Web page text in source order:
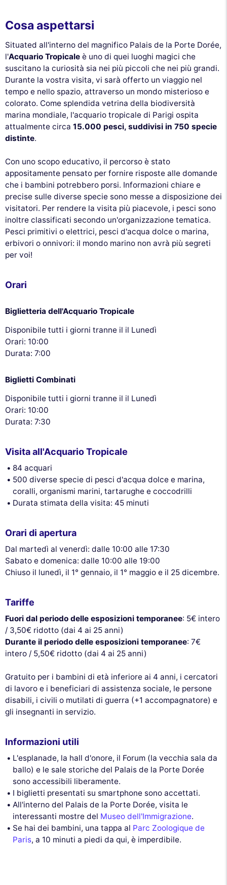
Cosa aspettarsi
Situated all'interno del magnifico Palais de la Porte Dorée,
l'Acquario Tropicale è uno di quei luoghi magici che
suscitano la curiosità sia nei più piccoli che nei più grandi.
Durante la vostra visita, vi sarà offerto un viaggio nel
tempo e nello spazio, attraverso un mondo misterioso e
colorato. Come splendida vetrina della biodiversità
marina mondiale, l'acquario tropicale di Parigi ospita
attualmente circa 15.000 pesci, suddivisi in 750 specie
distinte.
Con uno scopo educativo, il percorso è stato
appositamente pensato per fornire risposte alle domande
che i bambini potrebbero porsi. Informazioni chiare e
precise sulle diverse specie sono messe a disposizione dei
visitatori. Per rendere la visita più piacevole, i pesci sono
inoltre classificati secondo un'organizzazione tematica.
Pesci primitivi o elettrici, pesci d'acqua dolce o marina,
erbivori o onnivori: il mondo marino non avrà più segreti
per voi!
Orari
Biglietteria dell'Acquario Tropicale
Disponibile tutti i giorni tranne il il Lunedì
Orari: 10:00
Durata: 7:00
Biglietti Combinati
Disponibile tutti i giorni tranne il il Lunedì
Orari: 10:00
Durata: 7:30
Visita all'Acquario Tropicale
84 acquari
500 diverse specie di pesci d'acqua dolce e marina,
coralli, organismi marini, tartarughe e coccodrilli
Durata stimata della visita: 45 minuti
Orari di apertura
Dal martedì al venerdì: dalle 10:00 alle 17:30
Sabato e domenica: dalle 10:00 alle 19:00
Chiuso il lunedì, il 1° gennaio, il 1° maggio e il 25 dicembre.
Tariffe
Fuori dal periodo delle esposizioni temporanee: 5€ intero
/ 3,50€ ridotto (dai 4 ai 25 anni)
Durante il periodo delle esposizioni temporanee: 7€
intero / 5,50€ ridotto (dai 4 ai 25 anni)
Gratuito per i bambini di età inferiore ai 4 anni, i cercatori
di lavoro e i beneficiari di assistenza sociale, le persone
disabili, i civili o mutilati di guerra (+1 accompagnatore) e
gli insegnanti in servizio.
Informazioni utili
L'esplanade, la hall d'onore, il Forum (la vecchia sala da
ballo) e le sale storiche del Palais de la Porte Dorée
sono accessibili liberamente.
I biglietti presentati su smartphone sono accettati.
All'interno del Palais de la Porte Dorée, visita le
interessanti mostre del Museo dell'Immigrazione.
Se hai dei bambini, una tappa al Parc Zoologique de
Paris, a 10 minuti a piedi da qui, è imperdibile.